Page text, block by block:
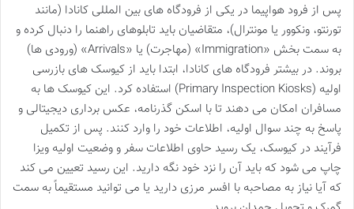
پس از فرود هواپیما در یکی از فرودگاه های بین المللی کانادا (مانند
تورنتو، ونکوور یا مونترال)، متقاضیان باید تابلوهای راهنما را دنبال کرده و
به سمت بخش «Immigration» (مهاجرت) یا «Arrivals» (ورودی ها)
بروند. در بیشتر فرودگاه های کانادا، ابتدا باید از کیوسک های بازرسی
اولیه (Primary Inspection Kiosks) استفاده کرد. این کیوسک ها به
مسافران امکان می دهند تا با اسکن گذرنامه، عکس برداری دیجیتالی و
پاسخ به چند سوال اولیه، اطلاعات خود را وارد کنند. پس از تکمیل
فرآیند در کیوسک، یک رسید حاوی اطلاعات سفر و وضعیت اولیه ویزا
چاپ می شود که باید آن را نزد خود نگه دارید. این رسید تعیین می کند
که آیا نیاز به مصاحبه با افسر مرزی دارید یا می توانید مستقیماً به سمت